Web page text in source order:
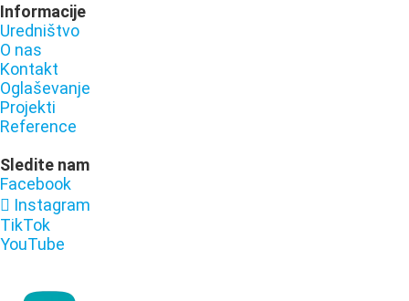
Informacije
Uredništvo
O nas
Kontakt
Oglaševanje
Projekti
Reference
Sledite nam
Facebook
Instagram
TikTok
YouTube